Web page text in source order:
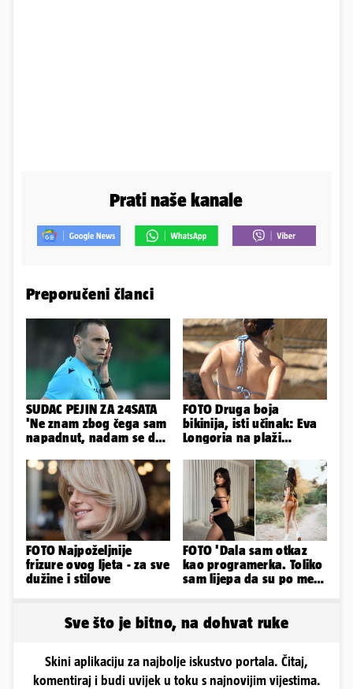
Prati naše kanale
Preporučeni članci
SUDAC PEJIN ZA 24SATA
'Ne znam zbog čega sam
napadnut, nadam se da
FOTO Druga boja
bikinija, isti učinak: Eva
Longoria na plaži
obline
FOTO Najpoželjnije
frizure ovog ljeta - za sve
dužine i stilove
FOTO 'Dala sam otkaz
kao programerka. Toliko
sam lijepa da su po meni
Sve što je bitno, na dohvat ruke
Skini aplikaciju za najbolje iskustvo portala. Čitaj,
komentiraj i budi uvijek u toku s najnovijim vijestima.